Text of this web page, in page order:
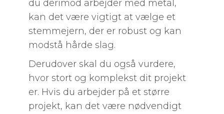
du derimod arbejder med metal,
kan det være vigtigt at vælge et
stemmejern, der er robust og kan
modstå hårde slag.
Derudover skal du også vurdere,
hvor stort og komplekst dit projekt
er. Hvis du arbejder på et større
projekt, kan det være nødvendigt